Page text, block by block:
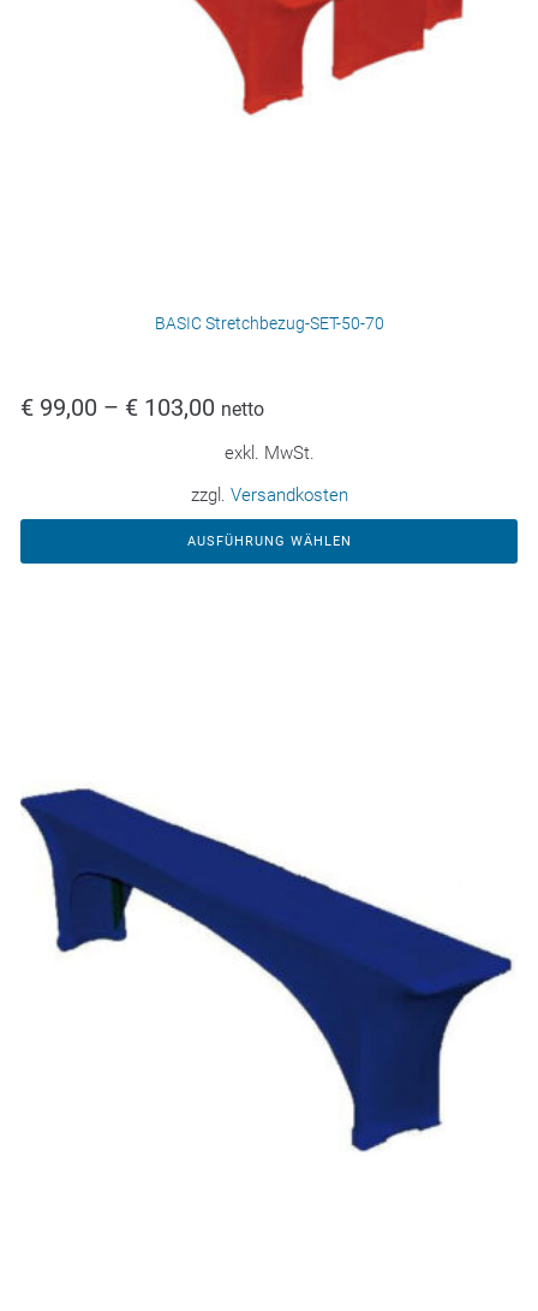
BASIC Stretchbezug-SET-50-70
€ 99,00 – € 103,00 netto
exkl. MwSt.
zzgl. Versandkosten
AUSFÜHRUNG WÄHLEN